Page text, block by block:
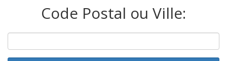
Code Postal ou Ville: